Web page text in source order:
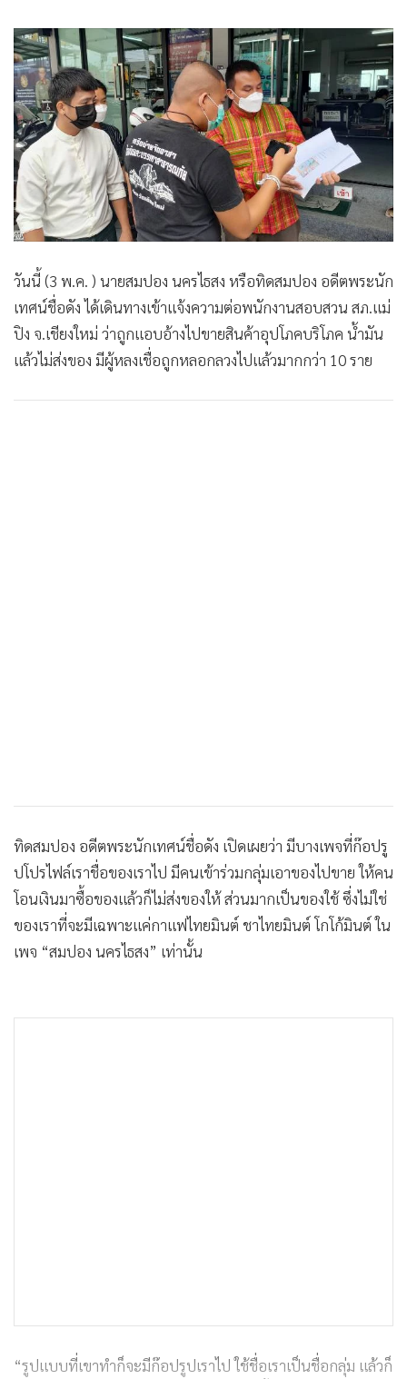
• เศรษฐกิจ-ธุรกิจ
• จีน
• ชุมชน-คุณภาพชีวิต
• อาชญากรรม
• Motoring
• เกม
• วิทยาศาสตร์
• SMEs
• อินโดจีน
• กองทุนรวม
• Celeb Online
• Factcheck
• ญี่ปุ่น
วันนี้ (3 พ.ค. ) นายสมปอง นครไธสง หรือทิดสมปอง อดีตพระนัก
เทศน์ชื่อดัง ได้เดินทางเข้าแจ้งความต่อพนักงานสอบสวน สภ.แม่
ปิง จ.เชียงใหม่ ว่าถูกแอบอ้างไปขายสินค้าอุปโภคบริโภค น้ำมัน
แล้วไม่ส่งของ มีผู้หลงเชื่อถูกหลอกลวงไปแล้วมากกว่า 10 ราย
ทิดสมปอง อดีตพระนักเทศน์ชื่อดัง เปิดเผยว่า มีบางเพจที่ก๊อปรู
ปโปรไฟล์เราชื่อของเราไป มีคนเข้าร่วมกลุ่มเอาของไปขาย ให้คน
โอนเงินมาซื้อของแล้วก็ไม่ส่งของให้ ส่วนมากเป็นของใช้ ซึ่งไม่ใช่
ของเราที่จะมีเฉพาะแค่กาแฟไทยมินต์ ชาไทยมินต์ โกโก้มินต์ ใน
เพจ “สมปอง นครไธสง” เท่านั้น
“รูปแบบที่เขาทำก็จะมีก๊อปรูปเราไป ใช้ชื่อเราเป็นชื่อกลุ่ม แล้วก็